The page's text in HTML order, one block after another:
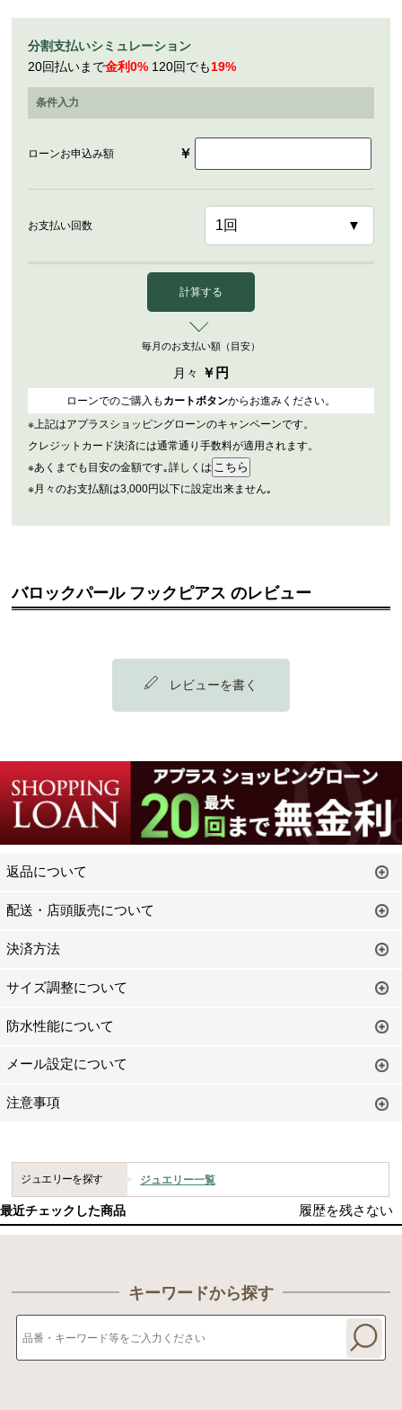
分割支払いシミュレーション
20回払いまで金利0% 120回でも19%
条件入力
ローンお申込み額 ￥
お支払い回数
計算する
毎月のお支払い額（目安）
月々 ￥ 円
ローンでのご購入も カートボタンからお進みください。
※上記はアプラスショッピングローンのキャンペーンです。
クレジットカード決済には通常通り手数料が適用されます。
※あくまでも目安の金額です｡詳しくは
※月々のお支払額は3,000円以下に設定出来ません｡
バロックパール フックピアス のレビュー
レビューを書く
返品について
配送・店頭販売について
決済方法
サイズ調整について
防水性能について
メール設定について
注意事項
ジュエリーを探す ジュエリー一覧
最近チェックした商品 履歴を残さない
キーワードから探す